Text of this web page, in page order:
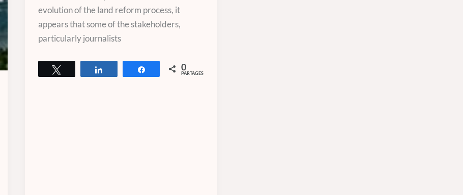
evolution of the land reform process, it
appears that some of the stakeholders,
particularly journalists
Partagez 0
PARTAGES